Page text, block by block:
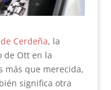
Cerdeña, la
de Ott en la
más que merecida,
significa otra